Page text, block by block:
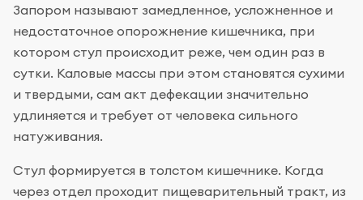
Запором называют замедленное, усложненное и
недостаточное опорожнение кишечника, при
котором стул происходит реже, чем один раз в
сутки. Каловые массы при этом становятся сухими
и твердыми, сам акт дефекации значительно
удлиняется и требует от человека сильного
натуживания.
Стул формируется в толстом кишечнике. Когда
через отдел проходит пищеварительный тракт, из